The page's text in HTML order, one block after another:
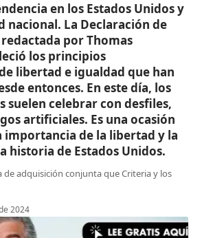
en los Estados Unidos y
nacional. La Declaración de
por Thomas
los principios
libertad e igualdad que han
entonces. En este día, los
suelen celebrar con desfiles,
artificiales. Es una ocasión
importancia de la libertad y la
historia de Estados Unidos.
de adquisición conjunta que Criteria y los
2024